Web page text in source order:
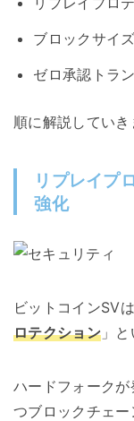
ブロックサイ
ゼロ承認トラ
順に解説していき
リプレイプ
強化
ビットコインSV
ロテクション」と
ハードフォーク
つブロックチェー